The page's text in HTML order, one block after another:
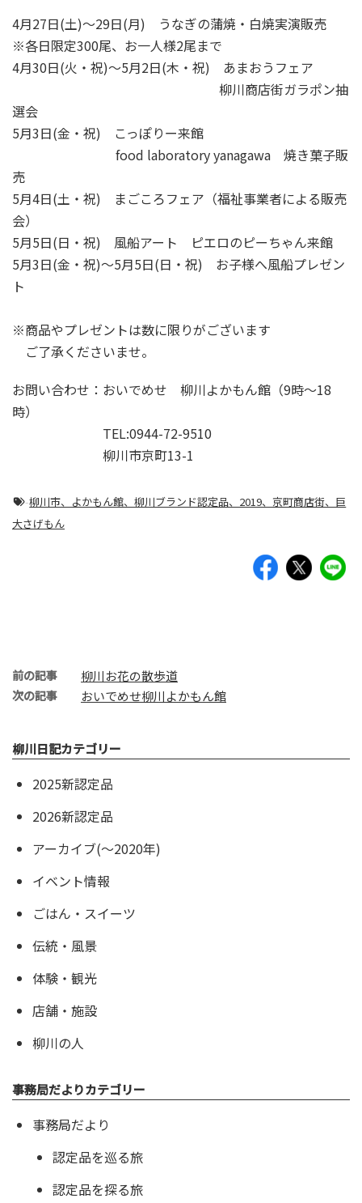
4月27日(土)～29日(月) うなぎの蒲焼・白焼実演販売
※各日限定300尾、お一人様2尾まで
4月30日(火・祝)～5月2日(木・祝) あまおうフェア
柳川商店街ガラポン抽
選会
5月3日(金・祝) こっぽりー来館
food laboratory yanagawa 焼き菓子販
売
5月4日(土・祝) まごころフェア（福祉事業者による販売
会）
5月5日(日・祝) 風船アート ピエロのピーちゃん来館
5月3日(金・祝)～5月5日(日・祝) お子様へ風船プレゼン
ト
※商品やプレゼントは数に限りがございます
ご了承くださいませ。
お問い合わせ：おいでめせ 柳川よかもん館（9時～18
時）
TEL:0944-72-9510
柳川市京町13-1
-柳川市、よかもん館、柳川ブランド認定品、2019、京町商店街、巨
大さげもん
前の記事 柳川お花の散歩道
次の記事 おいでめせ柳川よかもん館
柳川日記カテゴリー
2025新認定品
2026新認定品
アーカイブ(〜2020年)
イベント情報
ごはん・スイーツ
伝統・風景
体験・観光
店舗・施設
柳川の人
事務局だよりカテゴリー
事務局だより
認定品を巡る旅
認定品を探る旅